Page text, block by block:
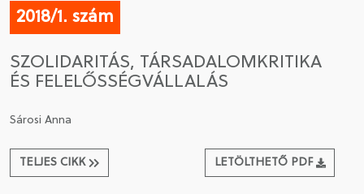
2018/1. szám
SZOLIDARITÁS, TÁRSADALOMKRITIKA
ÉS FELELŐSSÉGVÁLLALÁS
Sárosi Anna
TELJES CIKK LETÖLTHETŐ PDF